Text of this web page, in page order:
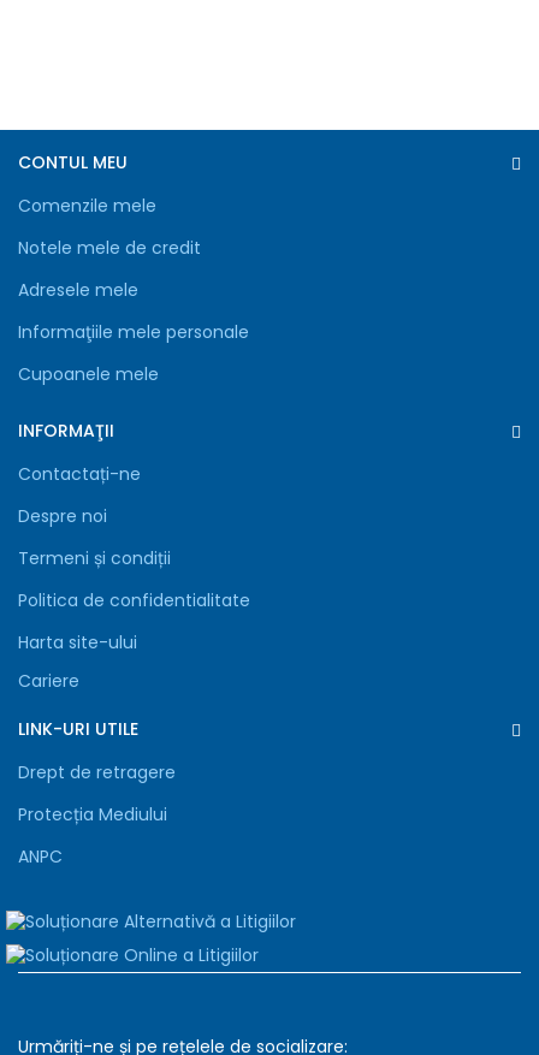
CONTUL MEU
Comenzile mele
Notele mele de credit
Adresele mele
Informaţiile mele personale
Cupoanele mele
INFORMAŢII
Contactați-ne
Despre noi
Termeni și condiții
Politica de confidentialitate
Harta site-ului
Cariere
LINK-URI UTILE
Drept de retragere
Protecția Mediului
ANPC
Urmăriți-ne și pe rețelele de socializare: